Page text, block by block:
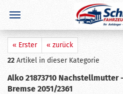
« Erster
« zurück
22 Artikel in dieser Kategorie
Alko 21873710 Nachstellmutter
Bremse 2051/2361
GERADE GEKAUFT
WolfsburghatAdapter /
70 mm KK71 / KK82 / KK92gekauft